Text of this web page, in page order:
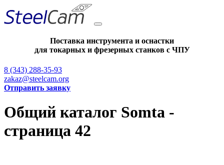
Поставка инструмента и оснастки
для токарных и фрезерных станков с ЧПУ
8 (343) 288-35-93
zakaz@steelcam.org
Отправить заявку
Общий каталог Somta -
страница 42